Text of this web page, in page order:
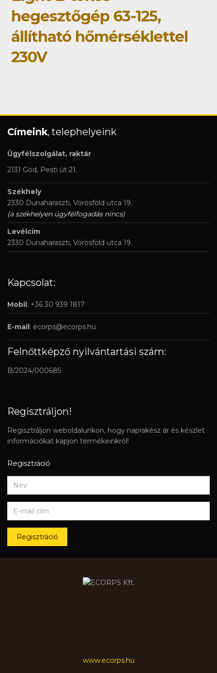
hegesztőgép 63-125,
állítható hőmérséklettel
230V
Címeink, telephelyeink
Ügyfélszolgálat, raktár
2131 Göd, Pesti út 21.
Székhely
2330 Dunaharaszti, Vörösföld utca 19.
(a székhelyen ügyfélfogadás nincs)
Levélcím
2330 Dunaharaszti, Vörösföld utca 19.
Kapcsolat:
Mobil: +36 30 939 1817
E-mail: ecorps@ecorps.hu
Felnőttképző nyilvántartási szám:
B/2024/000685
Regisztráljon!
Regisztráljon weboldalunkon, hogy naprakész ár és készlet
információkat kapjon termékeinkről!
Regisztráció
Regisztráció
www.ecorps.hu